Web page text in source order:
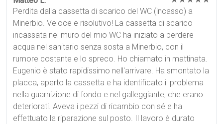
Perdita dalla cassetta di scarico del WC (incasso) a
Minerbio. Veloce e risolutivo! La cassetta di scarico
incassata nel muro del mio WC ha iniziato a perdere
acqua nel sanitario senza sosta a Minerbio, con il
rumore costante e lo spreco. Ho chiamato in mattinata.
Eugenio è stato rapidissimo nell'arrivare. Ha smontato la
placca, aperto la cassetta e ha identificato il problema
nella guarnizione di fondo e nel galleggiante, che erano
deteriorati. Aveva i pezzi di ricambio con sé e ha
effettuato la riparazione sul posto. Il lavoro è durato